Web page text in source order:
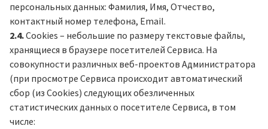
персональных данных: Фамилия, Имя, Отчество,
контактный номер телефона, Email.
2.4.Cookies – небольшие по размеру текстовые файлы,
хранящиеся в браузере посетителей Сервиса. На
совокупности различных веб-проектов Администратора
(при просмотре Сервиса происходит автоматический
сбор (из Cookies) следующих обезличенных
статистических данных о посетителе Сервиса, в том
числе: